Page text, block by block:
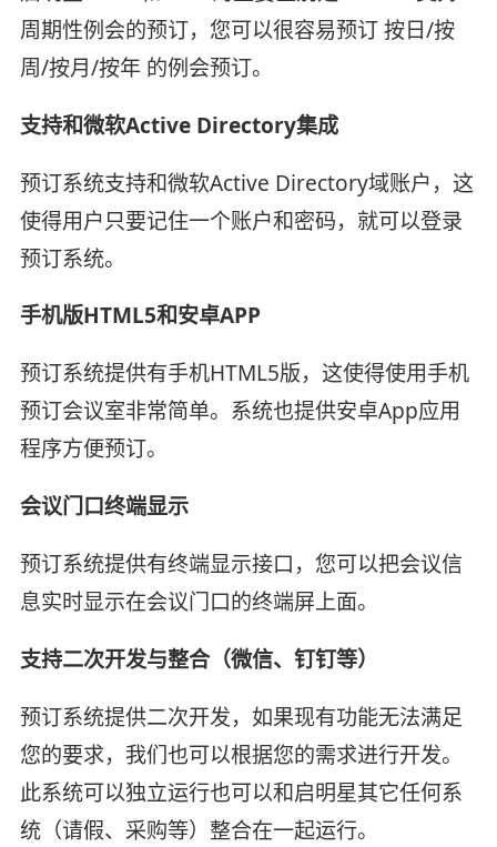
周期性例会的预订，您可以很容易预订 按日/按
周/按月/按年 的例会预订。
支持和微软Active Directory集成
预订系统支持和微软Active Directory域账户，这
使得用户只要记住一个账户和密码，就可以登录
预订系统。
手机版HTML5和安卓APP
预订系统提供有手机HTML5版，这使得使用手机
预订会议室非常简单。系统也提供安卓App应用
程序方便预订。
会议门口终端显示
预订系统提供有终端显示接口，您可以把会议信
息实时显示在会议门口的终端屏上面。
支持二次开发与整合（微信、钉钉等）
预订系统提供二次开发，如果现有功能无法满足
您的要求，我们也可以根据您的需求进行开发。
此系统可以独立运行也可以和启明星其它任何系
统（请假、采购等）整合在一起运行。